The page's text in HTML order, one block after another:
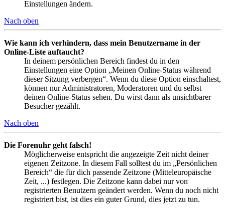
Einstellungen ändern.
Nach oben
Wie kann ich verhindern, dass mein Benutzername in der
Online-Liste auftaucht?
In deinem persönlichen Bereich findest du in den
Einstellungen eine Option „Meinen Online-Status während
dieser Sitzung verbergen“. Wenn du diese Option einschaltest,
können nur Administratoren, Moderatoren und du selbst
deinen Online-Status sehen. Du wirst dann als unsichtbarer
Besucher gezählt.
Nach oben
Die Forenuhr geht falsch!
Möglicherweise entspricht die angezeigte Zeit nicht deiner
eigenen Zeitzone. In diesem Fall solltest du im „Persönlichen
Bereich“ die für dich passende Zeitzone (Mitteleuropäische
Zeit, ...) festlegen. Die Zeitzone kann dabei nur von
registrierten Benutzern geändert werden. Wenn du noch nicht
registriert bist, ist dies ein guter Grund, dies jetzt zu tun.